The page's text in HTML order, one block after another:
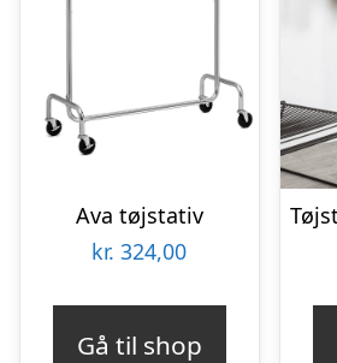
Ava tøjstativ
kr. 324,00
Gå til shop